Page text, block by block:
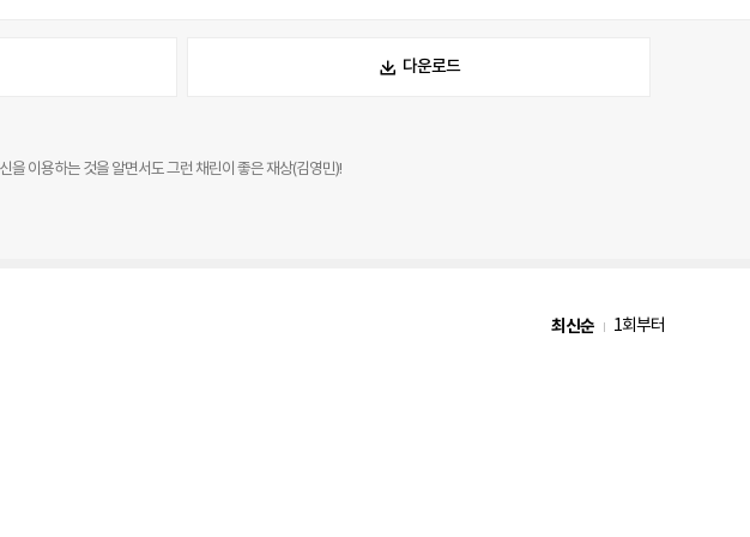
다운로드
을 이용하는 것을 알면서도 그런 채린이 좋은 재상(김영민)!
최신순 1회부터